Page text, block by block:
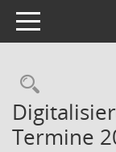
Toggle navigation
Termine